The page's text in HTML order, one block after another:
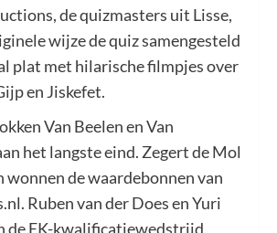
de quizmasters uit Lisse,
wijze de quiz samengesteld
plat met hilarische filmpjes over
en Jiskefet.
Van Beelen en Van
het langste eind. Zegert de Mol
wonnen de waardebonnen van
Ruben van der Does en Yuri
de EK-kwalificatiewedstrijd